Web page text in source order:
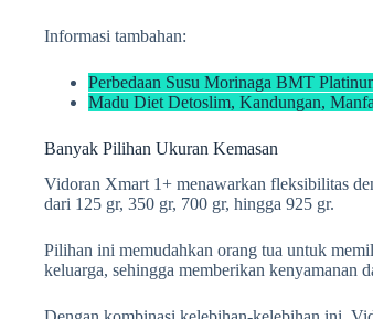
Informasi tambahan:
Perbedaan Susu Morinaga BMT
Madu Diet Detoslim, Kandungan,
Banyak Pilihan Ukuran Kemasan
Vidoran Xmart 1+ menawarkan fleksibilitas
dari 125 gr, 350 gr, 700 gr, hingga 925 gr.
Pilihan ini memudahkan orang tua untuk
keluarga, sehingga memberikan kenyamanan